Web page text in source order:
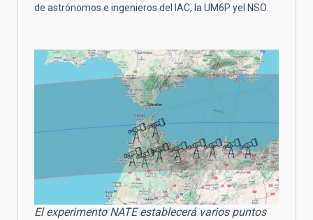
de astrónomos e ingenieros del IAC, la UM6P yel NSO.
El experimento NATE establecerá varios puntos